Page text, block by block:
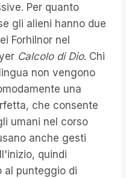
Per quanto
gli alieni hanno due
Forhilnor nel
Calcolo di Dio. Chi
non vengono
una
che consente
umani nel corso
anche gesti
quindi
al punteggio di